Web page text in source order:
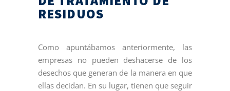
RESIDUOS
Como apuntábamos anteriormente, las
empresas no pueden deshacerse de los
desechos que generan de la manera en que
ellas decidan. En su lugar, tienen que seguir